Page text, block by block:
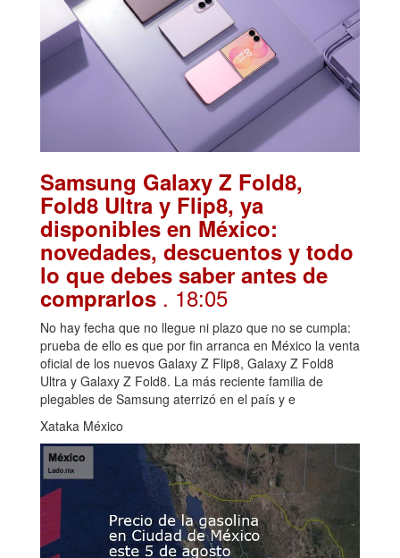
Samsung Galaxy Z Fold8,
Fold8 Ultra y Flip8, ya
disponibles en México:
novedades, descuentos y todo
lo que debes saber antes de
comprarlos . 18:05
No hay fecha que no llegue ni plazo que no se cumpla:
prueba de ello es que por fin arranca en México la venta
oficial de los nuevos Galaxy Z Flip8, Galaxy Z Fold8
Ultra y Galaxy Z Fold8. La más reciente familia de
plegables de Samsung aterrizó en el país y e
Xataka México